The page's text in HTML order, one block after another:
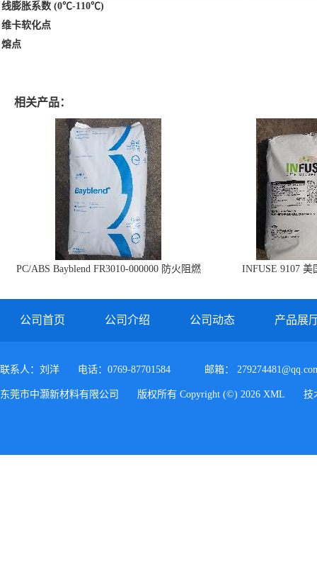
线膨胀系数 (0℃-110℃)
维卡软化点
熔点
相关产品：
PC/ABS Bayblend FR3010-000000 防火阻燃
INFUSE 9107 美
公司首页 公司介绍 公司动态 产品展
联系人：刘洋 电话：0769-87701584 邮箱：
东莞市中灏新材料有限公司 版权所有 Copyright (©) 2026 XML 技